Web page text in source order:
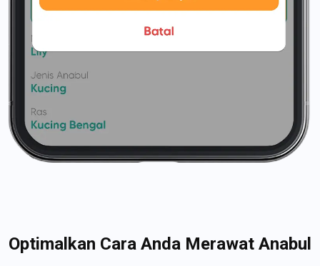
Optimalkan Cara Anda Merawat Anabul